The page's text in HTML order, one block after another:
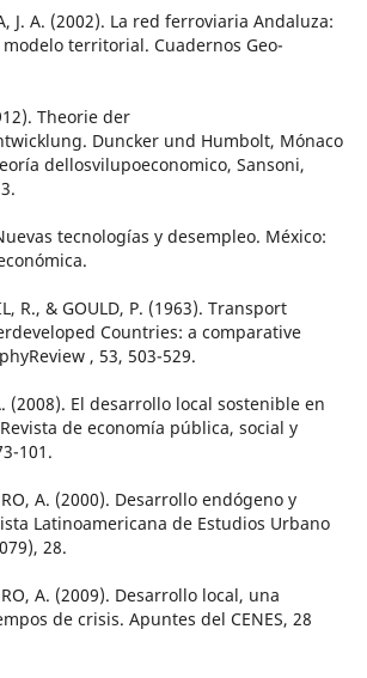
J. A. (2002). La red ferroviaria Andaluza:
territorial. Cuadernos Geo-
Theorie der
Duncker und Humbolt, Mónaco
dellosvilupoeconomico, Sansoni,
tecnologías y desempleo. México:
R., & GOULD, P. (1963). Transport
Countries: a comparative
, 53, 503-529.
(2008). El desarrollo local sostenible en
de economía pública, social y
101.
A. (2000). Desarrollo endógeno y
Latinoamericana de Estudios Urbano
28.
A. (2009). Desarrollo local, una
de crisis. Apuntes del CENES, 28